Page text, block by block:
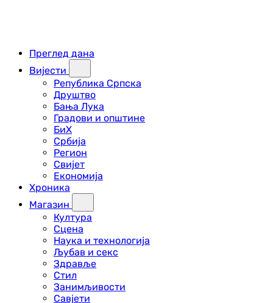
Преглед дана
Вијести
Република Српска
Друштво
Бања Лука
Градови и општине
БиХ
Србија
Регион
Свијет
Економија
Хроника
Магазин
Култура
Сцена
Наука и технологија
Љубав и секс
Здравље
Стил
Занимљивости
Савјети